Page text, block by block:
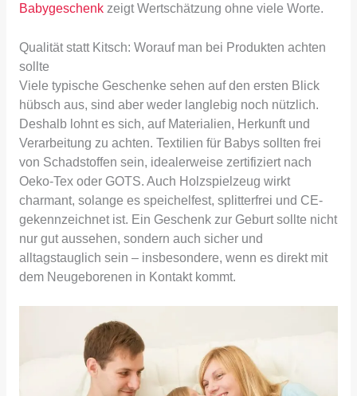
Babygeschenkzeigt Wertschätzung ohne viele Worte.
Qualität statt Kitsch: Worauf man bei Produkten achten
sollte
Viele typische Geschenke sehen auf den ersten Blick
hübsch aus, sind aber weder langlebig noch nützlich.
Deshalb lohnt es sich, auf Materialien, Herkunft und
Verarbeitung zu achten. Textilien für Babys sollten frei
von Schadstoffen sein, idealerweise zertifiziert nach
Oeko-Tex oder GOTS. Auch Holzspielzeug wirkt
charmant, solange es speichelfest, splitterfrei und CE-
gekennzeichnet ist. Ein Geschenk zur Geburt sollte nicht
nur gut aussehen, sondern auch sicher und
alltagstauglich sein – insbesondere, wenn es direkt mit
dem Neugeborenen in Kontakt kommt.